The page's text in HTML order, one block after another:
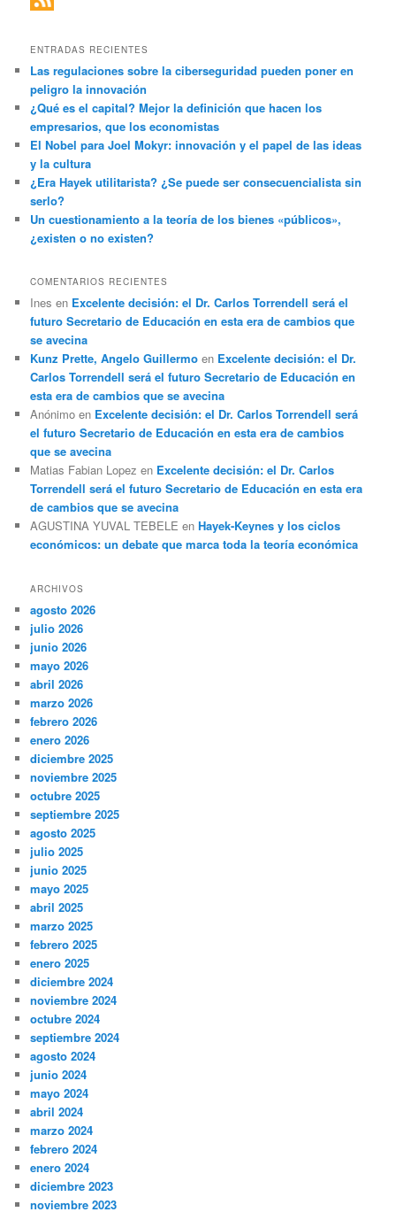
ENTRADAS RECIENTES
Las regulaciones sobre la ciberseguridad pueden poner en
peligro la innovación
¿Qué es el capital? Mejor la definición que hacen los
empresarios, que los economistas
El Nobel para Joel Mokyr: innovación y el papel de las ideas
y la cultura
¿Era Hayek utilitarista? ¿Se puede ser consecuencialista sin
serlo?
Un cuestionamiento a la teoría de los bienes «públicos»,
¿existen o no existen?
COMENTARIOS RECIENTES
Ines en Excelente decisión: el Dr. Carlos Torrendell será el
futuro Secretario de Educación en esta era de cambios que
se avecina
Kunz Prette, Angelo Guillermo en Excelente decisión: el Dr.
Carlos Torrendell será el futuro Secretario de Educación en
esta era de cambios que se avecina
Anónimo en Excelente decisión: el Dr. Carlos Torrendell será
el futuro Secretario de Educación en esta era de cambios
que se avecina
Matias Fabian Lopez en Excelente decisión: el Dr. Carlos
Torrendell será el futuro Secretario de Educación en esta era
de cambios que se avecina
AGUSTINA YUVAL TEBELE enHayek-Keynes y los ciclos
económicos: un debate que marca toda la teoría económica
ARCHIVOS
agosto 2026
julio 2026
junio 2026
mayo 2026
abril 2026
marzo 2026
febrero 2026
enero 2026
diciembre 2025
noviembre 2025
octubre 2025
septiembre 2025
agosto 2025
julio 2025
junio 2025
mayo 2025
abril 2025
marzo 2025
febrero 2025
enero 2025
diciembre 2024
noviembre 2024
octubre 2024
septiembre 2024
agosto 2024
junio 2024
mayo 2024
abril 2024
marzo 2024
febrero 2024
enero 2024
diciembre 2023
noviembre 2023